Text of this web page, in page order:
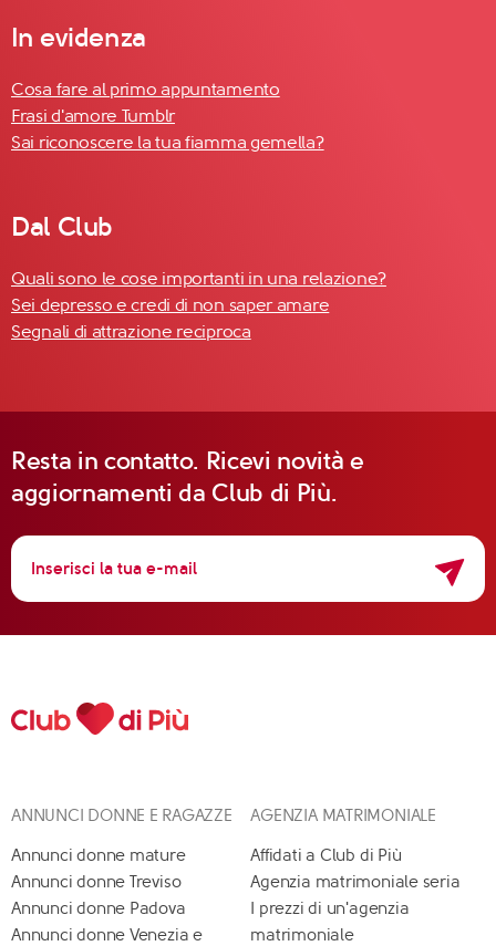
In evidenza
Cosa fare al primo appuntamento
Frasi d'amore Tumblr
Sai riconoscere la tua fiamma gemella?
Dal Club
Quali sono le cose importanti in una relazione?
Sei depresso e credi di non saper amare
Segnali di attrazione reciproca
Resta in contatto. Ricevi novità e
aggiornamenti da Club di Più.
ANNUNCI DONNE E RAGAZZE
Annunci donne mature
Annunci donne Treviso
Annunci donne Padova
Annunci donne Venezia e
AGENZIA MATRIMONIALE
Affidati a Club di Più
Agenzia matrimoniale seria
I prezzi di un'agenzia
matrimoniale